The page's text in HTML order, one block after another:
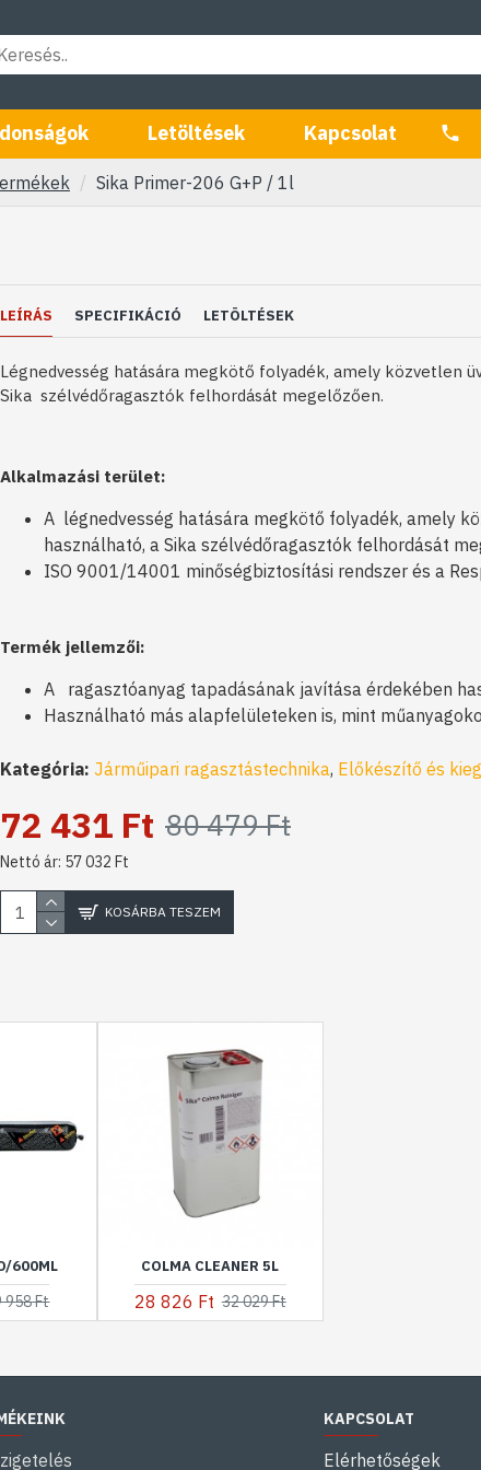
Letöltések Kapcsolat
Sika Primer-206 G+P / 1l
LEÍRÁS SPECIFIKÁCIÓ LETÖLTÉSEK
Légnedvesség hatására megkötő folyadék, amely közvetlen
Sika szél­védőragasztók felhordását megelőzően.
Alkalmazási terület:
A légnedvesség hatására megkötő folyadék, amely
használható, a Sika szélvédőragasztók felhordását
ISO 9001/14001 minőségbiztosítási rendszer és a
Termék jellemzői:
A ragasztóanyag tapadásának javítása érdekében
Használható más alapfelületeken is, mint
Kategória: Járműipari ragasztástechnika, Előkészítő és
72 431 Ft 80 479 Ft
Nettó ár: 57 032 Ft
KOSÁRBA TESZEM
600ML
958 Ft
COLMA CLEANER 5L
28 826 Ft 32 029 Ft
KAPCSOLAT
Elérhetőségek